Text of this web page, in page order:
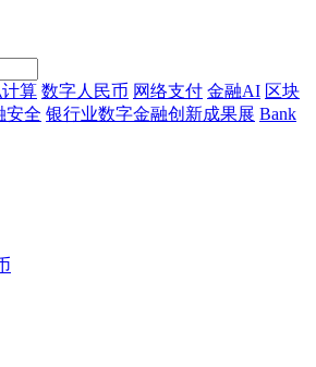
算 数字人民币 网络支付 金融AI 区块
安全 银行业数字金融创新成果展 Bank